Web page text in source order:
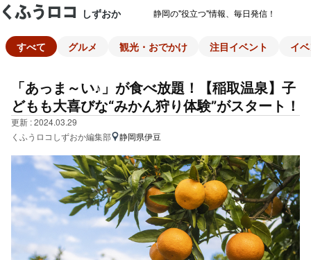
しずおか 静岡の"役立つ"情報、毎日発信！
すべて グルメ 観光・おでかけ 注目イベント イ
「あっま～い♪」が食べ放題！【稲取温泉】子
どもも大喜びな“みかん狩り体験”がスタート！
更新 : 2024.03.29
くふうロコしずおか編集部
静岡県伊豆